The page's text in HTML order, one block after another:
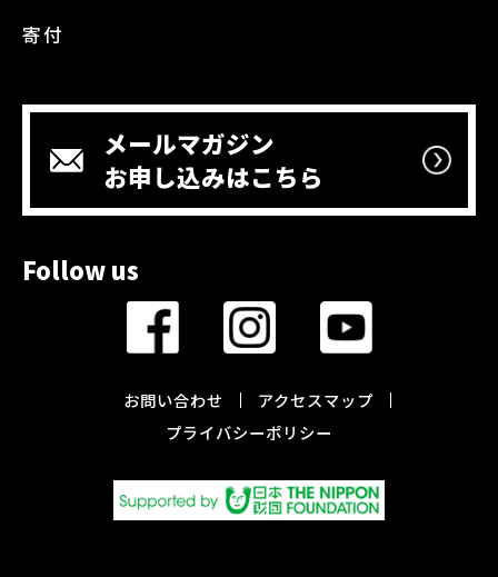
寄付
メールマガジン
お申し込みはこちら
Follow us
お問い合わせ
アクセスマップ
プライバシーポリシー